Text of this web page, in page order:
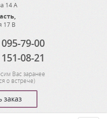
14 А
,
17 В
79-00
08-21
Вас заранее
о встрече)
заказ